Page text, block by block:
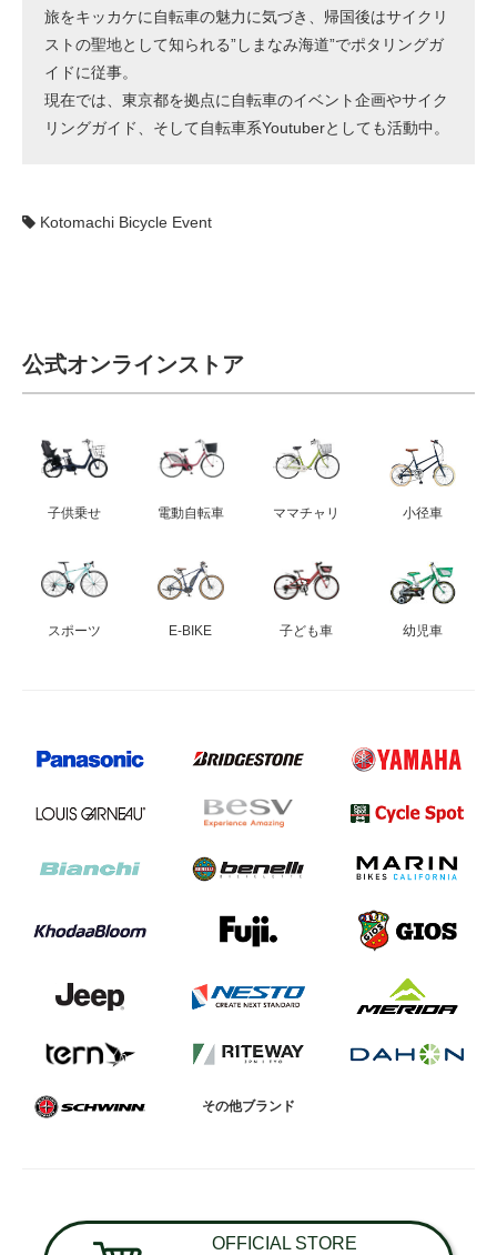
旅をキッカケに自転車の魅力に気づき、帰国後はサイクリ
ストの聖地として知られる”しまなみ海道”でポタリングガ
イドに従事。
現在では、東京都を拠点に自転車のイベント企画やサイク
リングガイド、そして自転車系Youtuberとしても活動中。
Kotomachi Bicycle Event
公式オンラインストア
子供乗せ 電動自転車 ママチャリ 小径車
スポーツ E-BIKE 子ども車 幼児車
その他ブランド
OFFICIAL STORE